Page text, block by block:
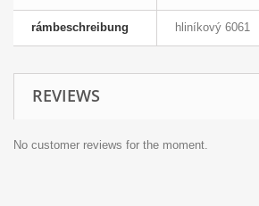
rámbeschreibung hliníkový 6061
REVIEWS
No customer reviews for the moment.